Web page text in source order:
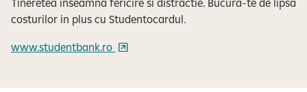
costurilor in plus cu Studentocardul.
www.studentbank.ro